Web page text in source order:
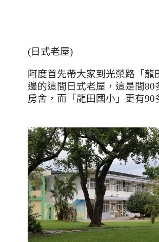
(日式老屋)
阿度首先帶大家到光榮路「龍
邊的這間日式老屋，這是間80
房舍，而「龍田國小」更有90